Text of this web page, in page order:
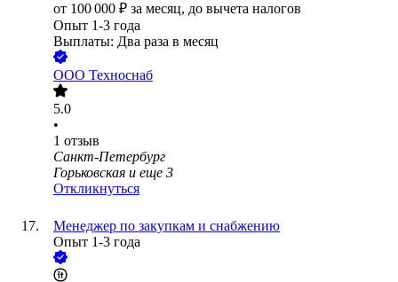
от 100 000 ₽ за месяц, до вычета налогов
Опыт 1-3 года
Выплаты: Два раза в месяц
ООО Техноснаб
5.0
•
1 отзыв
Санкт-Петербург
Горьковская и еще 3
Откликнуться
Менеджер по закупкам и снабжению
Опыт 1-3 года